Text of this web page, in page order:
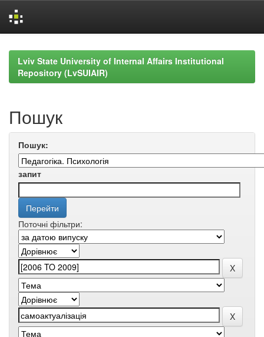
navigationLviv State University of Internal Affairs Institutional
Repository (LvSUIAIR)
Пошук
Пошук:
запит
Поточні фільтри: